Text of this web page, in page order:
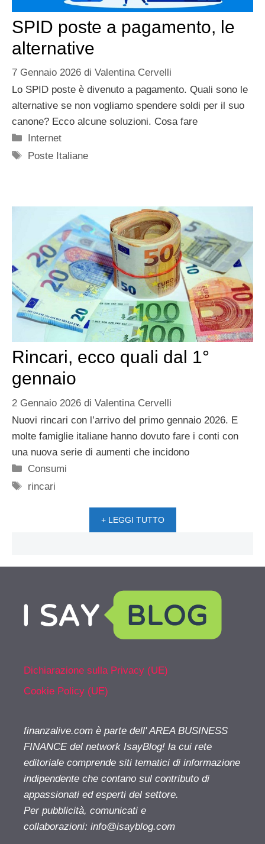
SPID poste a pagamento, le
alternative
7 Gennaio 2026 di Valentina Cervelli
Lo SPID poste è divenuto a pagamento. Quali sono le
alternative se non vogliamo spendere soldi per il suo
canone? Ecco alcune soluzioni. Cosa fare
Categorie
Internet
Tag
Poste Italiane
Rincari, ecco quali dal 1°
gennaio
2 Gennaio 2026 di Valentina Cervelli
Nuovi rincari con l’arrivo del primo gennaio 2026. E
molte famiglie italiane hanno dovuto fare i conti con
una nuova serie di aumenti che incidono
Categorie
Consumi
Tag
rincari
+ LEGGI TUTTO
Dichiarazione sulla Privacy (UE)
Cookie Policy (UE)
finanzalive.com è parte dell' AREA BUSINESS
FINANCE del network IsayBlog! la cui rete
editoriale comprende siti tematici di informazione
indipendente che contano sul contributo di
appassionati ed esperti del settore.
Per pubblicità, comunicati e
collaborazioni: info@isayblog.com